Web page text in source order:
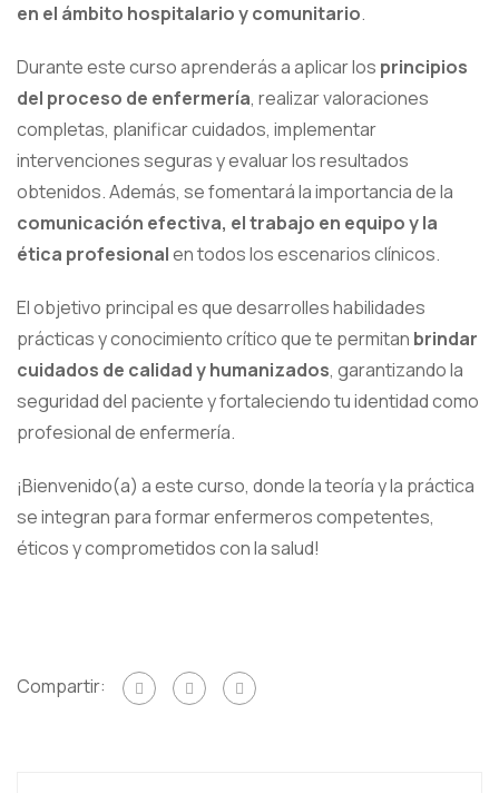
en el ámbito hospitalario y comunitario.
Durante este curso aprenderás a aplicar los principios
del proceso de enfermería, realizar valoraciones
completas, planificar cuidados, implementar
intervenciones seguras y evaluar los resultados
obtenidos. Además, se fomentará la importancia de la
comunicación efectiva, el trabajo en equipo y la
ética profesionalen todos los escenarios clínicos.
El objetivo principal es que desarrolles habilidades
prácticas y conocimiento crítico que te permitan brindar
cuidados de calidad y humanizados, garantizando la
seguridad del paciente y fortaleciendo tu identidad como
profesional de enfermería.
¡Bienvenido(a) a este curso, donde la teoría y la práctica
se integran para formar enfermeros competentes,
éticos y comprometidos con la salud!
Compartir: